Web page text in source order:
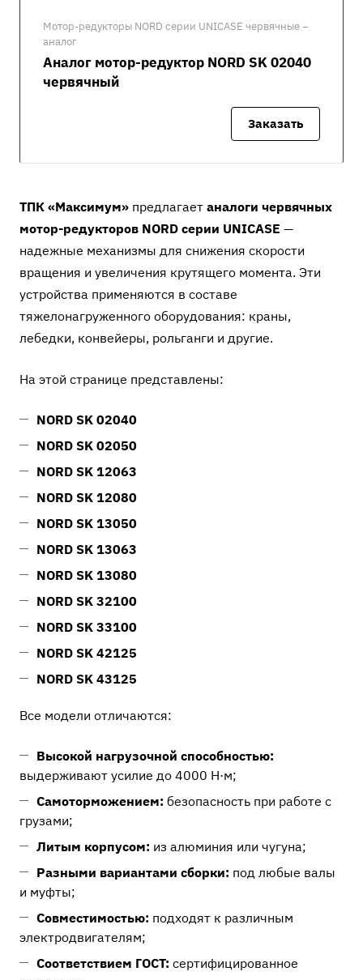
Мотор-редукторы NORD серии UNICASE червячные –
аналог
Аналог мотор-редуктор NORD SK 02040
червячный
Заказать
ТПК «Максимум» предлагает аналоги червячных
мотор-редукторов NORD серии UNICASE —
надежные механизмы для снижения скорости
вращения и увеличения крутящего момента. Эти
устройства применяются в составе
тяжелонагруженного оборудования: краны,
лебедки, конвейеры, рольганги и другие.
На этой странице представлены:
NORD SK 02040
NORD SK 02050
NORD SK 12063
NORD SK 12080
NORD SK 13050
NORD SK 13063
NORD SK 13080
NORD SK 32100
NORD SK 33100
NORD SK 42125
NORD SK 43125
Все модели отличаются:
Высокой нагрузочной способностью:
выдерживают усилие до 4000 Н·м;
Самоторможением: безопасность при работе с
грузами;
Литым корпусом: из алюминия или чугуна;
Разными вариантами сборки: под любые валы
и муфты;
Совместимостью: подходят к различным
электродвигателям;
Соответствием ГОСТ: сертифицированное